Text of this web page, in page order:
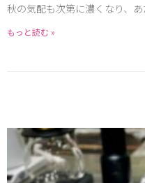
秋の気配も次第に濃くなり、
もっと読む »